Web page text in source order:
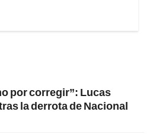
por corregir”: Lucas
la derrota de Nacional